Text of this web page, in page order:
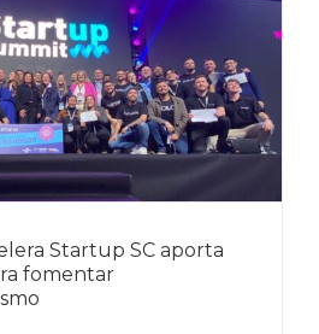
Startup SC aporta
fomentar